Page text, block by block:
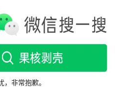
还没有帐号？ 立即注册
非常抱歉。